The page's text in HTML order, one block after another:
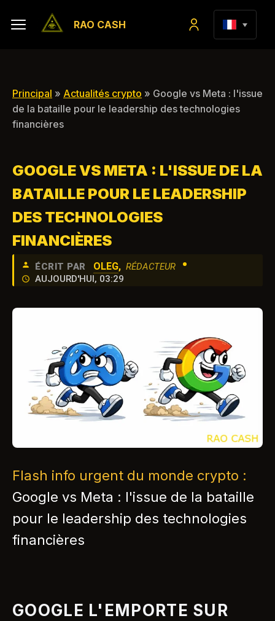
RAO CASH
Principal » Actualités crypto » Google vs Meta : l'issue
de la bataille pour le leadership des technologies
financières
GOOGLE VS META : L'ISSUE DE LA
BATAILLE POUR LE LEADERSHIP
DES TECHNOLOGIES
FINANCIÈRES
ÉCRIT PAR OLEG, RÉDACTEUR •
AUJOURD'HUI, 03:29
Flash info urgent du monde crypto :
Google vs Meta : l'issue de la bataille
pour le leadership des technologies
financières
GOOGLE L'EMPORTE SUR